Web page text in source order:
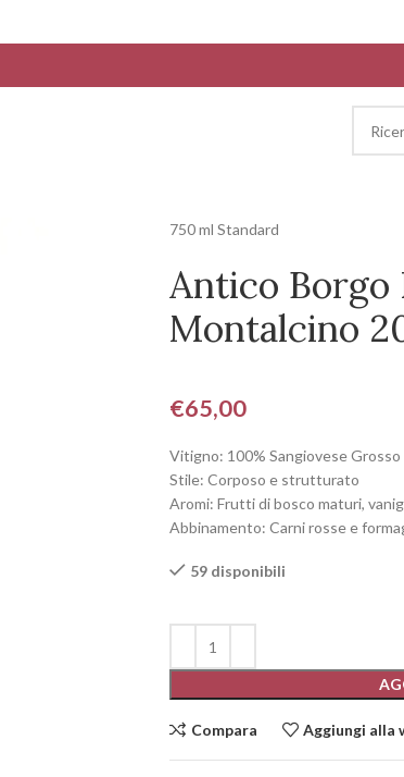
750 ml Standard
Antico Borgo
Montalcino
€65,00
Vitigno: 100% Sangiovese
Stile: Corposo e strutturato
Aromi: Frutti di bosco maturi,
Abbinamento: Carni rosse e
59 disponibili
Compara Aggiungi alla